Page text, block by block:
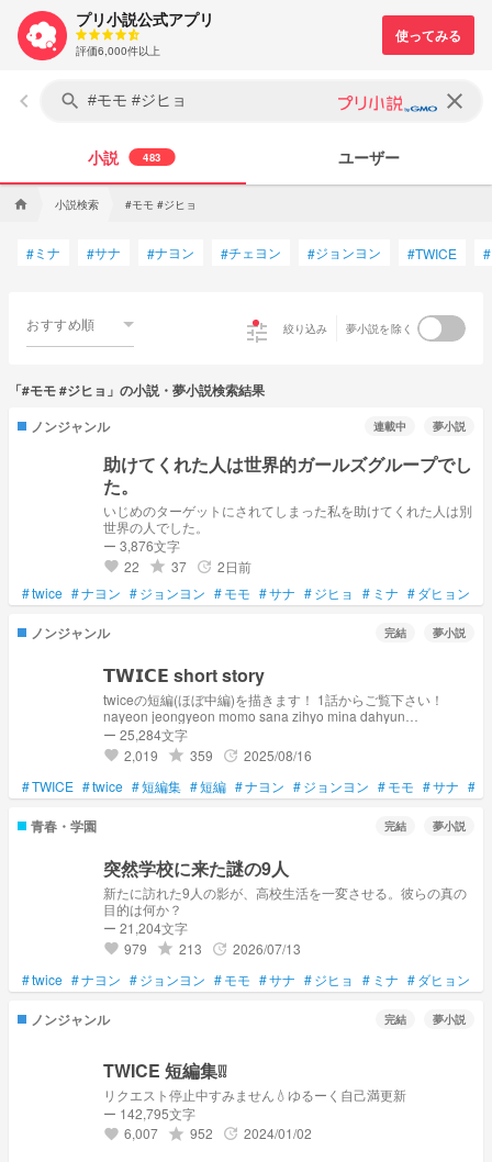
プリ小説公式アプリ
評価6,000件以上
keyboard_arrow_left search clear
小説 483 ユーザー
home 小説検索 #モモ #ジヒョ
#ミナ #サナ #ナヨン #チェヨン #ジョンヨン #TWICE #
おすすめ順 tune 絞り込み 夢小説を除く
「#モモ #ジヒョ」の小説・夢小説検索結果
ノンジャンル
連載中 夢小説
助けてくれた人は世界的ガールズグループでし
た。
いじめのターゲットにされてしまった私を助けてくれた人は別
世界の人でした。
ー 3,876文字
favorite 22 grade 37 update 2日前
#twice #ナヨン #ジョンヨン #モモ #サナ #ジヒョ # ミナ #ダヒョン
ノンジャンル 完結 夢小説
𝗧𝗪𝗜𝗖𝗘 short story
twiceの短編(ほぼ中編)を描きます！ 1話からご覧下さい！
nayeon jeongyeon momo sana zihyo mina dahyun
𝖢𝗁𝖺𝖾𝗒𝗈𝗎𝗇𝗀 tzuyu reader⇽夢主 小説を読む前にこちらをご覧
下さい🙇‍♀️
⇒https://novel.prcm.jp/novel/QXmnF7Mi2nnPoKo3hll8 更新頻
度･･･週1~3 基本は1
ー 25,284文字
favorite 2,019 grade 359 update 2025/08/16
#TWICE #twice #短編集 #短編 #ナヨン #ジョンヨン #モモ #サナ #
青春・学園 完結 夢小説
突然学校に来た謎の9人
新たに訪れた9人の影が、高校生活を一変させる。彼らの真の
目的は何か？
ー 21,204文字
favorite 979 grade 213 update 2026/07/13
#twice #ナヨン #ジョンヨン #モモ #サナ #ジヒョ # ミナ #ダヒョン
ノンジャンル 完結 夢小説
TWICE 短編集❕❕
リクエスト停止中すみません💧‬‬ゆるーく自己満更新
ー 142,795文字
favorite 6,007 grade 952 update 2024/01/02